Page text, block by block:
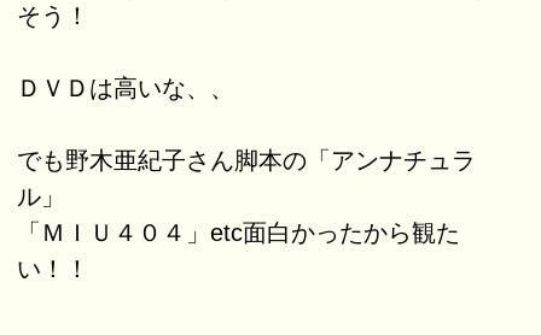
そう！
ＤＶＤは高いな、、
でも野木亜紀子さん脚本の「アンナチュラ
ル」
「ＭＩＵ４０４」etc面白かったから観た
い！！